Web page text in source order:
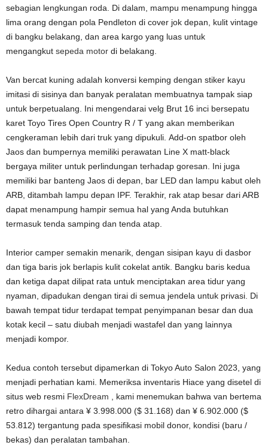
sebagian lengkungan roda. Di dalam, mampu menampung hingga
lima orang dengan pola Pendleton di cover jok depan, kulit vintage
di bangku belakang, dan area kargo yang luas untuk
mengangkut sepeda motor di belakang.
Van bercat kuning adalah konversi kemping dengan stiker kayu
imitasi di sisinya dan banyak peralatan membuatnya tampak siap
untuk berpetualang. Ini mengendarai velg Brut 16 inci bersepatu
karet Toyo Tires Open Country R / T yang akan memberikan
cengkeraman lebih dari truk yang dipukuli. Add-on spatbor oleh
Jaos dan bumpernya memiliki perawatan Line X matt-black
bergaya militer untuk perlindungan terhadap goresan. Ini juga
memiliki bar banteng Jaos di depan, bar LED dan lampu kabut oleh
ARB, ditambah lampu depan IPF. Terakhir, rak atap besar dari ARB
dapat menampung hampir semua hal yang Anda butuhkan
termasuk tenda samping dan tenda atap.
Interior camper semakin menarik, dengan sisipan kayu di dasbor
dan tiga baris jok berlapis kulit cokelat antik. Bangku baris kedua
dan ketiga dapat dilipat rata untuk menciptakan area tidur yang
nyaman, dipadukan dengan tirai di semua jendela untuk privasi. Di
bawah tempat tidur terdapat tempat penyimpanan besar dan dua
kotak kecil – satu diubah menjadi wastafel dan yang lainnya
menjadi kompor.
Kedua contoh tersebut dipamerkan di Tokyo Auto Salon 2023, yang
menjadi perhatian kami. Memeriksa inventaris Hiace yang disetel di
situs web resmi FlexDream , kami menemukan bahwa van bertema
retro dihargai antara ¥ 3.998.000 ($ 31.168) dan ¥ 6.902.000 ($
53.812) tergantung pada spesifikasi mobil donor, kondisi (baru /
bekas) dan peralatan tambahan.